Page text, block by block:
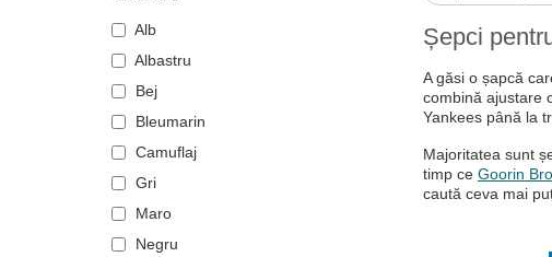
Alb
Albastru
Bej
Bleumarin
Camuflaj
Gri
Maro
Negru
Șepci
A găsi o șapcă
combină ajustare
Yankees până la
Majoritatea sunt
timp ce Goorin
caută ceva mai